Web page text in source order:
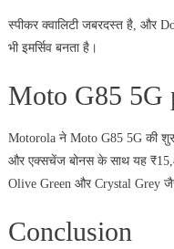
स्पीकर क्वालिटी जबरदस्त है, और
भी इमर्सिव बनता है।
Moto G85 5G
Motorola ने Moto G85 5G की
और एक्सचेंज बोनस के साथ यह
Olive Green और Crystal Grey
Conclusion